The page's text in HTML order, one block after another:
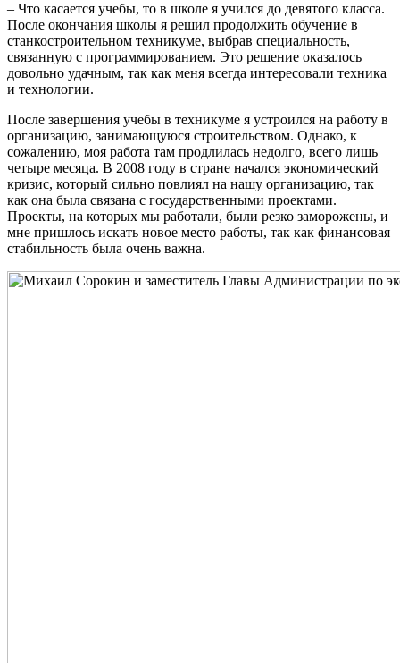
– Что касается учебы, то в школе я учился до девятого класса.
После окончания школы я решил продолжить обучение в
станкостроительном техникуме, выбрав специальность,
связанную с программированием. Это решение оказалось
довольно удачным, так как меня всегда интересовали техника
и технологии.
После завершения учебы в техникуме я устроился на работу в
организацию, занимающуюся строительством. Однако, к
сожалению, моя работа там продлилась недолго, всего лишь
четыре месяца. В 2008 году в стране начался экономический
кризис, который сильно повлиял на нашу организацию, так
как она была связана с государственными проектами.
Проекты, на которых мы работали, были резко заморожены, и
мне пришлось искать новое место работы, так как финансовая
стабильность была очень важна.